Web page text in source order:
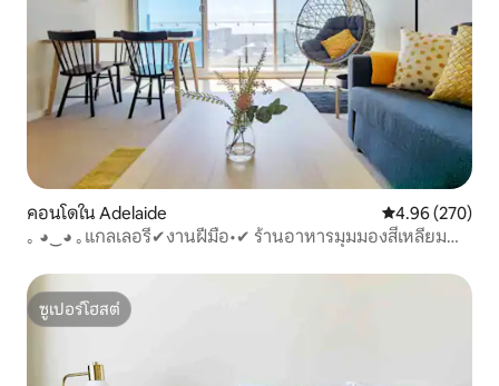
คอนโดใน Adelaide คะแนนเฉลี่ย
4.96 (270)
｡ ◕‿◕ ｡แกลเลอรี่✔งานฝีมือ•✔ ร้านอาหารมุมมองสี่เหลี่ยม
ซูเปอร์โฮสต์
ซูเปอร์โฮสต์